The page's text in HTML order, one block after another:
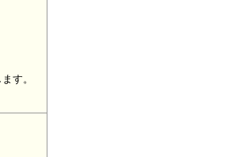
す。